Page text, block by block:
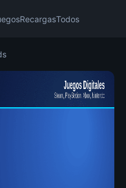
RecargasTodos